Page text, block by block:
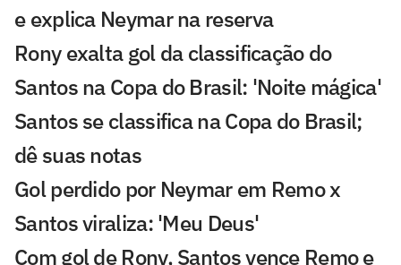
e explica Neymar na reserva
Rony exalta gol da classificação do
Santos na Copa do Brasil: 'Noite mágica'
Santos se classifica na Copa do Brasil;
dê suas notas
Gol perdido por Neymar em Remo x
Santos viraliza: 'Meu Deus'
Com gol de Rony, Santos vence Remo e